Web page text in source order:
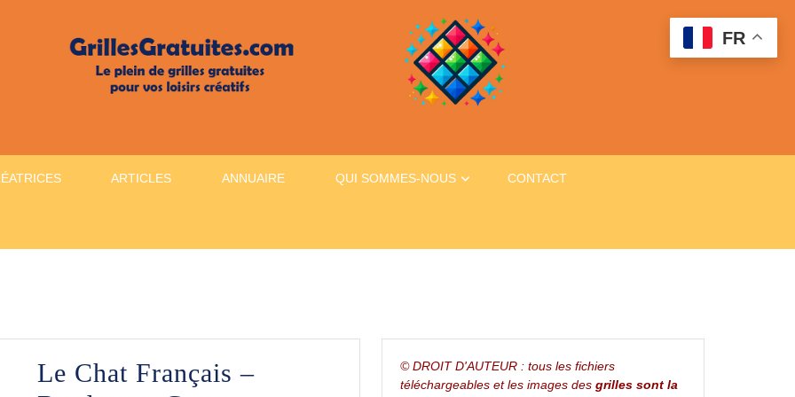
ARTICLES ANNUAIRE QUI SOMMES-NOUS CONTACT
Le Chat Français –
© DROIT D'AUTEUR : tous les fichiers
téléchargeables et les images des grilles sont la
FR